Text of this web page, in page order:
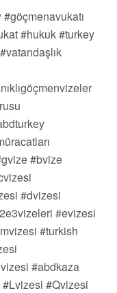
#hukuk #turkey
#bvize
#dvizesi
#evizesi
#turkish
#abdkaza
#Qvizesi